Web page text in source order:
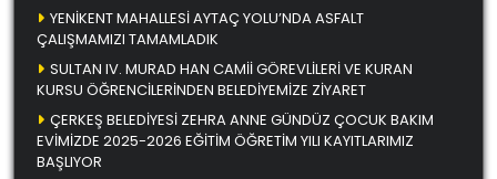
YENİKENT MAHALLESİ AYTAÇ YOLU’NDA ASFALT
ÇALIŞMAMIZI TAMAMLADIK
SULTAN IV. MURAD HAN CAMİİ GÖREVLİLERİ VE KURAN
KURSU ÖĞRENCİLERİNDEN BELEDİYEMİZE ZİYARET
ÇERKEŞ BELEDİYESİ ZEHRA ANNE GÜNDÜZ ÇOCUK BAKIM
EVİMİZDE 2025-2026 EĞİTİM ÖĞRETİM YILI KAYITLARIMIZ
BAŞLIYOR